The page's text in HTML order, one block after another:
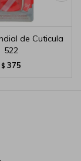
de Cuticula
522
$ 375